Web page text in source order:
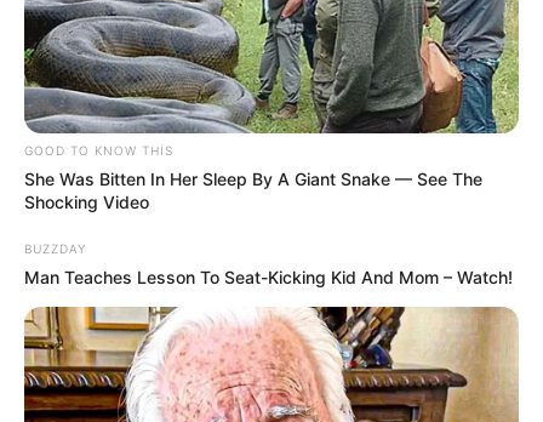
114 0 0
14:17 / 06 Avqust 2026 CƏMİYYƏT
GOOD TO KNOW THIS
She Was Bitten In Her Sleep By A Giant Snake — See The
Shocking Video
BUZZDAY
Man Teaches Lesson To Seat-Kicking Kid And Mom – Watch!